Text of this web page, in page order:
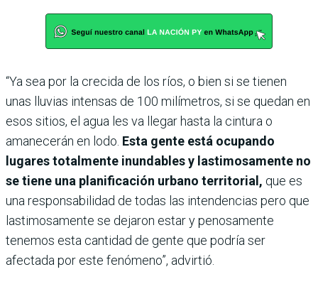
“Ya sea por la crecida de los ríos, o bien si se tienen
unas lluvias intensas de 100 milímetros, si se quedan en
esos sitios, el agua les va llegar hasta la cintura o
amanecerán en lodo. Esta gente está ocupando
lugares totalmente inundables y lastimosamente no
se tiene una planificación urbano territorial, que es
una responsabilidad de todas las intendencias pero que
lastimosamente se dejaron estar y penosamente
tenemos esta cantidad de gente que podría ser
afectada por este fenómeno”, advirtió.